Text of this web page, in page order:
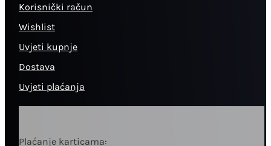
Korisnički račun
Wishlist
Uvjeti kupnje
Dostava
Uvjeti plaćanja
Plaćanje karticama: